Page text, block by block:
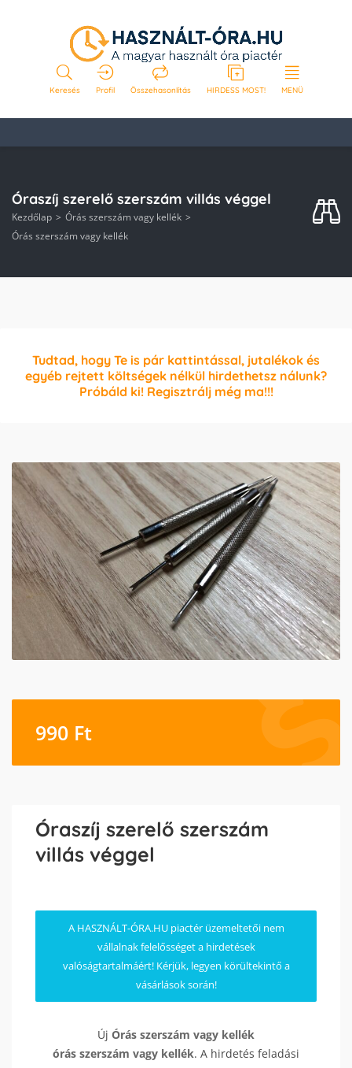
Keresés Profil Összehasonlítás HIRDESS MOST! MENÜ
Óraszíj szerelő szerszám villás véggel
Kezdőlap
Órás szerszám vagy kellék
Órás szerszám vagy kellék
Tudtad, hogy Te is pár kattintással, jutalékok és
egyéb rejtett költségek nélkül hirdethetsz nálunk?
Próbáld ki! Regisztrálj még ma!!!
990 Ft
Óraszíj szerelő szerszám
villás véggel
A HASZNÁLT-ÓRA.HU piactér üzemeltetői nem
vállalnak felelősséget a hirdetések
valóságtartalmáért! Kérjük, legyen körültekintő a
vásárlások során!
Új Órás szerszám vagy kellék
órás szerszám vagy kellék. A hirdetés feladási